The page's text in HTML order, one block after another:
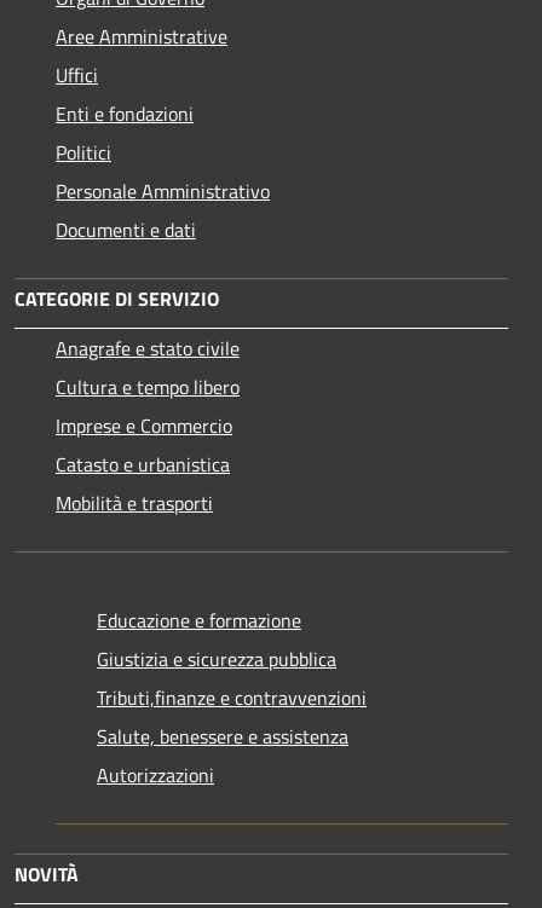
Aree Amministrative
Uffici
Enti e fondazioni
Politici
Personale Amministrativo
Documenti e dati
CATEGORIE DI SERVIZIO
Anagrafe e stato civile
Cultura e tempo libero
Imprese e Commercio
Catasto e urbanistica
Mobilità e trasporti
Educazione e formazione
Giustizia e sicurezza pubblica
Tributi,finanze e contravvenzioni
Salute, benessere e assistenza
Autorizzazioni
NOVITÀ